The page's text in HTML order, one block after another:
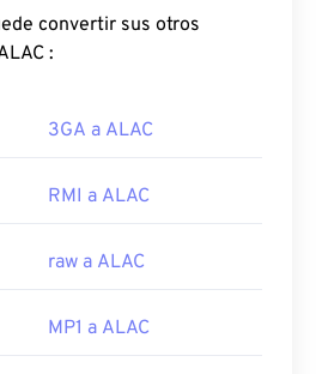
y reproductores de hardware.
de vídeo con
opciones para abrir WEBM
convertir sus otros
al formato ALAC :
3GA a ALAC
RMI a ALAC
raw a ALAC
MP1 a ALAC